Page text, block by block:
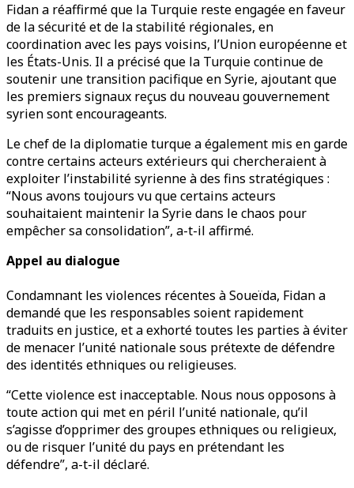
Fidan a réaffirmé que la Turquie reste engagée en faveur
de la sécurité et de la stabilité régionales, en
coordination avec les pays voisins, l’Union européenne et
les États-Unis. Il a précisé que la Turquie continue de
soutenir une transition pacifique en Syrie, ajoutant que
les premiers signaux reçus du nouveau gouvernement
syrien sont encourageants.
Le chef de la diplomatie turque a également mis en garde
contre certains acteurs extérieurs qui chercheraient à
exploiter l’instabilité syrienne à des fins stratégiques :
“Nous avons toujours vu que certains acteurs
souhaitaient maintenir la Syrie dans le chaos pour
empêcher sa consolidation”, a-t-il affirmé.
Appel au dialogue
Condamnant les violences récentes à Soueïda, Fidan a
demandé que les responsables soient rapidement
traduits en justice, et a exhorté toutes les parties à éviter
de menacer l’unité nationale sous prétexte de défendre
des identités ethniques ou religieuses.
“Cette violence est inacceptable. Nous nous opposons à
toute action qui met en péril l’unité nationale, qu’il
s’agisse d’opprimer des groupes ethniques ou religieux,
ou de risquer l’unité du pays en prétendant les
défendre”, a-t-il déclaré.